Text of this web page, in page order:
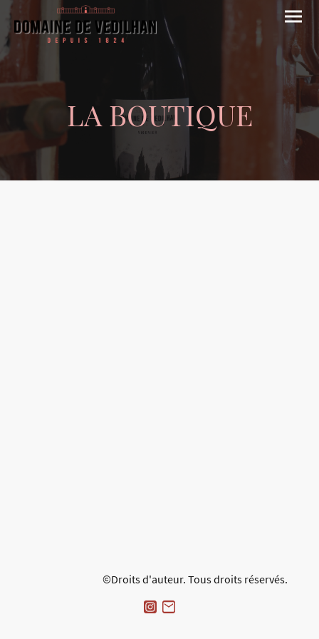
LA BOUTIQUE
©Droits d'auteur. Tous droits réservés.